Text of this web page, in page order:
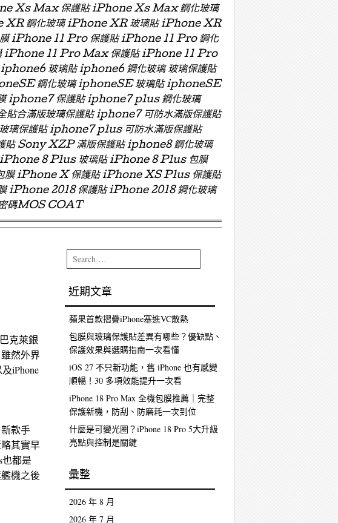
Xs Max 保護貼 iPhone Xs Max 鋼化玻璃
鋼化玻璃 iPhone XR 玻璃貼 iPhone XR
iPhone 11 Pro 保護貼 iPhone 11 Pro 鋼化
iPhone 11 Pro Max 保護貼 iPhone 11 Pro
玻璃貼 iphone6 鋼化玻璃 玻璃保護貼
鋼化玻璃 iphoneSE 玻璃貼 iphoneSE
iphone7 保護貼 iphone7 plus 鋼化玻璃
滿版玻璃保護貼 iphone7 可防水滿版保護貼
保護貼 iphone7 plus 可防水滿版保護貼
Sony XZP 滿版保護貼 iphone8 鋼化玻璃
8 Plus 玻璃貼 iPhone 8 Plus 包膜
iPhone X 保護貼 iPhone XS Plus 保護貼
2018 保護貼 iPhone 2018 鋼化玻璃
碼MOS COAT
克萊銀
然外界
iPhone
款手
其實早
也都是
機之後
Search
近期文章
蘋果首款摺疊iPhone塞進VC散熱
包膜與玻璃保護貼差異有哪些？優缺點、
保護效果與選購指南一次看懂
iOS 27 不只新功能，舊 iPhone 也有感變
順暢！30 多項效能提升一次看
iPhone 18 Pro Max 全機包膜推薦｜完整
保護新機，防刮、防磨耗一次到位
什麼是可變光圈？iPhone 18 Pro 5大升級
亮點與控制是關鍵
彙整
2026 年 8 月
2026 年 7 月